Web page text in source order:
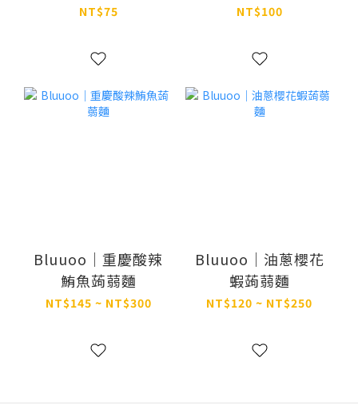
NT$75 NT$100
Bluuoo｜重慶酸辣
鮪魚蒟蒻麵
NT$145 ~ NT$300
Bluuoo｜油蔥櫻花
蝦蒟蒻麵
NT$120 ~ NT$250